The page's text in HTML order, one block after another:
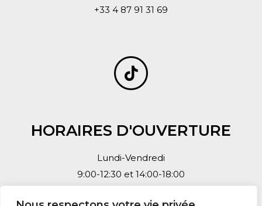
+33 4 87 91 31 69
HORAIRES D'OUVERTURE
Lundi-Vendredi
9:00-12:30 et 14:00-18:00